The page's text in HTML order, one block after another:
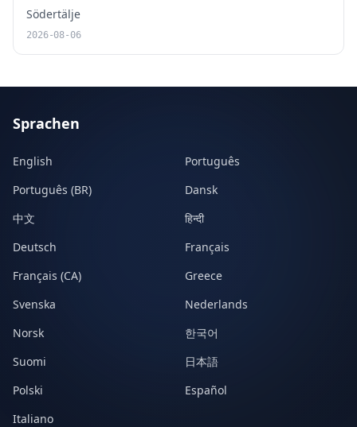
Södertälje
2026-08-06
Sprachen
English
Português
Português (BR)
Dansk
中文
हिन्दी
Deutsch
Français
Français (CA)
Greece
Svenska
Nederlands
Norsk
한국어
Suomi
日本語
Polski
Español
Italiano